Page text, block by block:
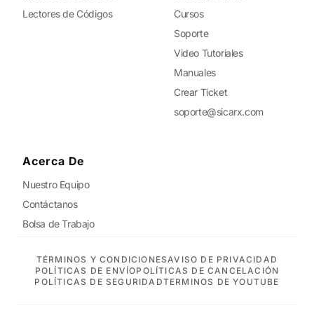
Lectores de Códigos
Cursos
Soporte
Video Tutoriales
Manuales
Crear Ticket
soporte@sicarx.com
Acerca De
Nuestro Equipo
Contáctanos
Bolsa de Trabajo
TÉRMINOS Y CONDICIONESAVISO DE PRIVACIDAD
POLÍTICAS DE ENVÍOPOLÍTICAS DE CANCELACIÓN
POLÍTICAS DE SEGURIDADTERMINOS DE YOUTUBE